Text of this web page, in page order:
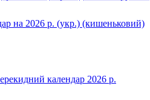
на 2026 р. (укр.) (кишеньковий)
календар 2026 р.